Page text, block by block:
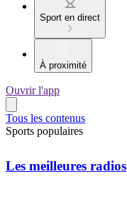
Sport en direct
À proximité
Ouvrir l'app
Tous les contenus
Sports populaires
Les meilleures radios